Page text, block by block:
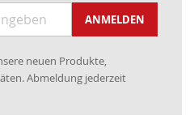
der Corporate Identity (CI)
& MasterCard (inkl.
SOFORT-Überweisung
ANMELDEN
neuen Produkte,
Abmeldung jederzeit